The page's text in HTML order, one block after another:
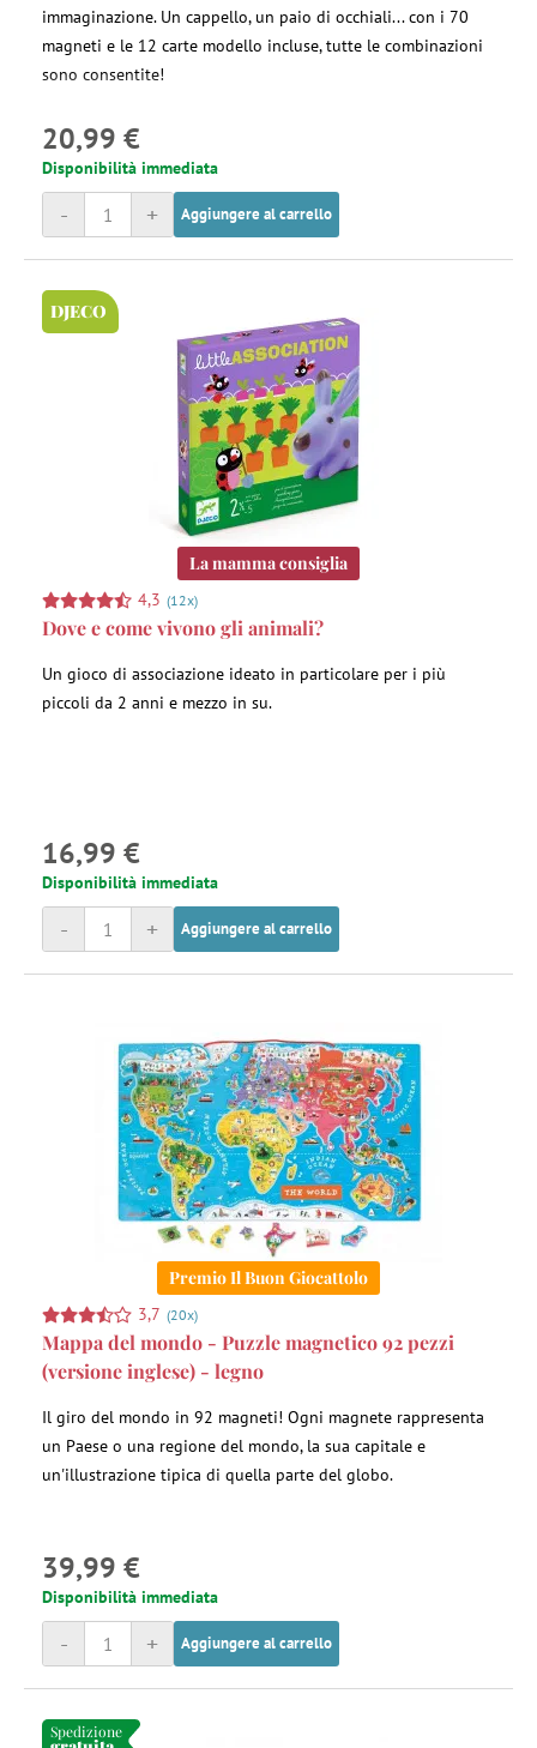
immaginazione. Un cappello, un paio di occhiali... con i 70
magneti e le 12 carte modello incluse, tutte le combinazioni
sono consentite!
20,99 €
Disponibilità immediata
+
- Aggiungere al carrello
DJECO
La mamma consiglia
4,3 (12x)
Dove e come vivono gli animali?
Un gioco di associazione ideato in particolare per i più
piccoli da 2 anni e mezzo in su.
16,99 €
Disponibilità immediata
+
- Aggiungere al carrello
Premio Il Buon Giocattolo
3,7 (20x)
Mappa del mondo - Puzzle magnetico 92 pezzi
(versione inglese) - legno
Il giro del mondo in 92 magneti! Ogni magnete rappresenta
un Paese o una regione del mondo, la sua capitale e
un'illustrazione tipica di quella parte del globo.
39,99 €
Disponibilità immediata
+
- Aggiungere al carrello
Spedizione